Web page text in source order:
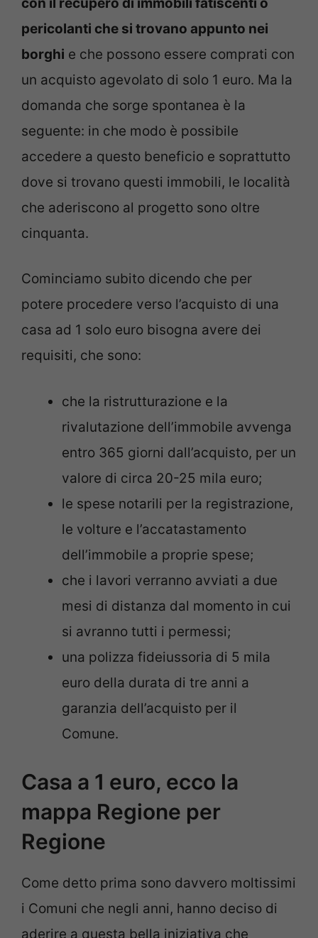
pericolanti che si trovano appunto nei
borghi e che possono essere comprati con
un acquisto agevolato di solo 1 euro. Ma la
domanda che sorge spontanea è la
seguente: in che modo è possibile
accedere a questo beneficio e soprattutto
dove si trovano questi immobili, le località
che aderiscono al progetto sono oltre
cinquanta.
Cominciamo subito dicendo che per
potere procedere verso l’acquisto di una
casa ad 1 solo euro bisogna avere dei
requisiti, che sono:
che la ristrutturazione e la
rivalutazione dell’immobile avvenga
entro 365 giorni dall’acquisto, per un
valore di circa 20-25 mila euro;
le spese notarili per la registrazione,
le volture e l’accatastamento
dell’immobile a proprie spese;
che i lavori verranno avviati a due
mesi di distanza dal momento in cui
si avranno tutti i permessi;
una polizza fideiussoria di 5 mila
euro della durata di tre anni a
garanzia dell’acquisto per il
Comune.
Casa a 1 euro, ecco la
mappa Regione per
Regione
Come detto prima sono davvero moltissimi
i Comuni che negli anni, hanno deciso di
aderire a questa bella iniziativa che